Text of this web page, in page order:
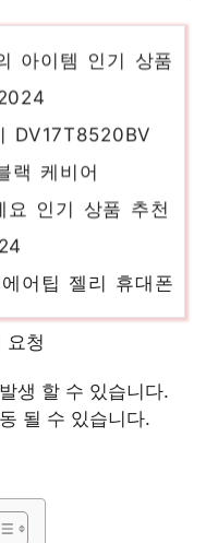
DV17T8520BV
랙 케비어
요 인기 상품 추천
어팁 젤리 휴대폰
요 인기 상품 추천
탠드 탭 패드 태
요청
생 할 수 있습니다.
될 수 있습니다.